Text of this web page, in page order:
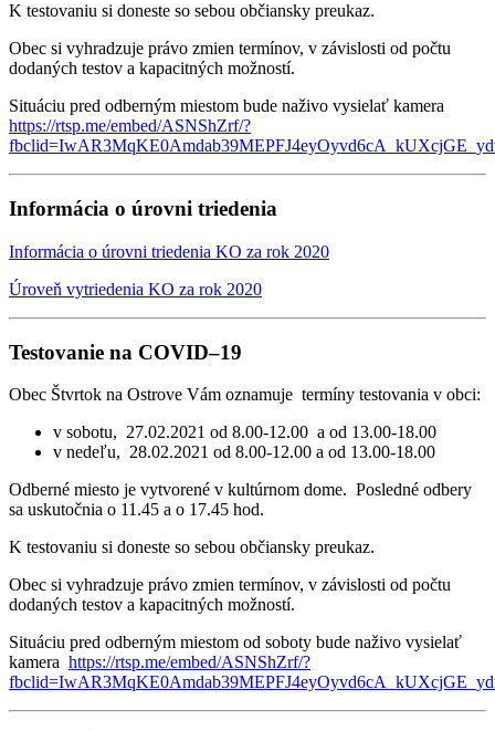
K testovaniu si doneste so sebou občiansky preukaz.
Obec si vyhradzuje právo zmien termínov, v závislosti od počtu
dodaných testov a kapacitných možností.
Situáciu pred odberným miestom bude naživo vysielať kamera
https://rtsp.me/embed/ASNShZrf/?
Informácia o úrovni triedenia
Informácia o úrovni triedenia KO za rok 2020
Úroveň vytriedenia KO za rok 2020
Testovanie na COVID–19
Obec Štvrtok na Ostrove Vám oznamuje termíny testovania v obci:
v sobotu, 27.02.2021 od 8.00-12.00 a od 13.00-18.00
v nedeľu, 28.02.2021 od 8.00-12.00 a od 13.00-18.00
Odberné miesto je vytvorené v kultúrnom dome. Posledné odbery
sa uskutočnia o 11.45 a o 17.45 hod.
K testovaniu si doneste so sebou občiansky preukaz.
Obec si vyhradzuje právo zmien termínov, v závislosti od počtu
dodaných testov a kapacitných možností.
Situáciu pred odberným miestom od soboty bude naživo vysielať
kamera https://rtsp.me/embed/ASNShZrf/?